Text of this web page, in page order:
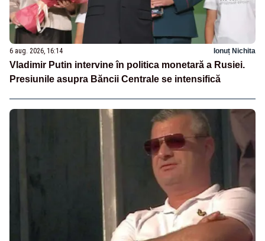
6 aug. 2026, 16:14 Ionuț Nichita
Vladimir Putin intervine în politica monetară a Rusiei.
Presiunile asupra Băncii Centrale se intensifică